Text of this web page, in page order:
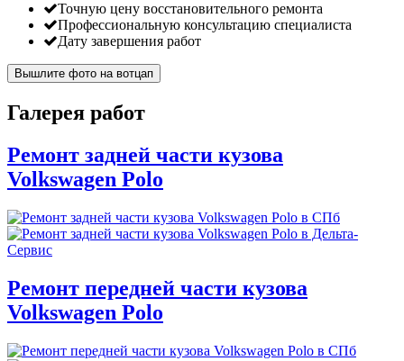
Точную цену восстановительного ремонта
Профессиональную консультацию специалиста
Дату завершения работ
Вышлите фото на вотцап
Галерея работ
Ремонт задней части кузова
Volkswagen Polo
Ремонт передней части кузова
Volkswagen Polo